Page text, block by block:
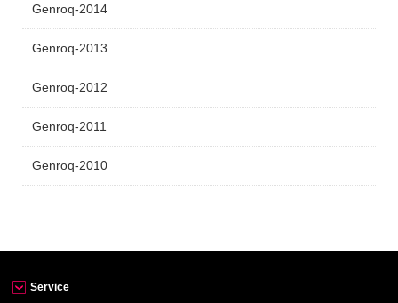
Genroq-2014
Genroq-2013
Genroq-2012
Genroq-2011
Genroq-2010
Service